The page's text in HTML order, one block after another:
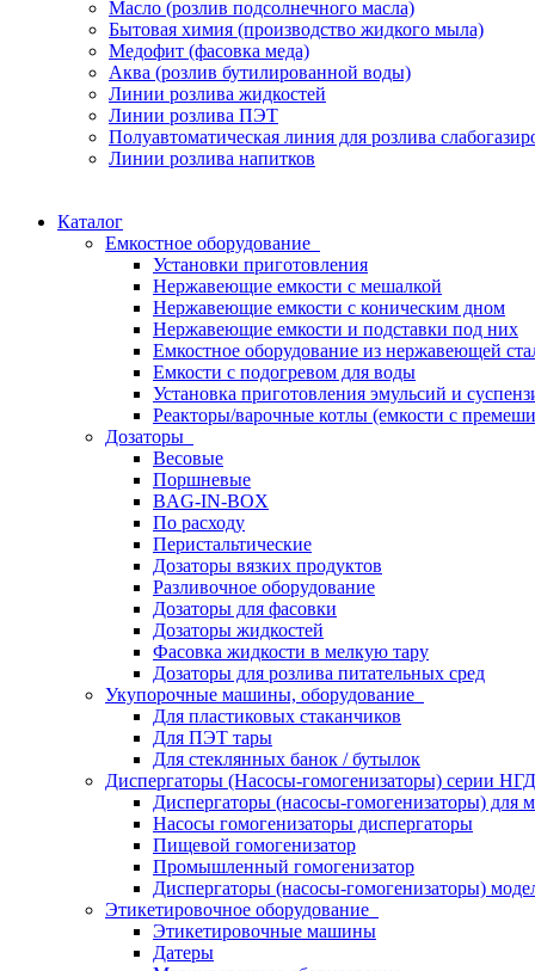
Масло (розлив подсолнечного масла)
Бытовая химия (производство жидкого мыла)
Медофит (фасовка меда)
Аква (розлив бутилированной воды)
Линии розлива жидкостей
Линии розлива ПЭТ
Полуавтоматическая линия для розлива
Линии розлива напитков
Каталог
Емкостное оборудование
Установки приготовления
Нержавеющие емкости с мешалкой
Нержавеющие емкости с коническим дном
Нержавеющие емкости и подставки под них
Емкостное оборудование из нержавеющей
Емкости с подогревом для воды
Установка приготовления эмульсий и
Реакторы/варочные котлы (емкости с
Дозаторы
Весовые
Поршневые
BAG-IN-BOX
По расходу
Перистальтические
Дозаторы вязких продуктов
Разливочное оборудование
Дозаторы для фасовки
Дозаторы жидкостей
Фасовка жидкости в мелкую тару
Дозаторы для розлива питательных сред
Укупорочные машины, оборудование
Для пластиковых стаканчиков
Для ПЭТ тары
Для стеклянных банок / бутылок
Диспергаторы (Насосы-гомогенизаторы) серии НГД
Диспергаторы (насосы-гомогенизаторы) для
Насосы гомогенизаторы диспергаторы
Пищевой гомогенизатор
Промышленный гомогенизатор
Диспергаторы (насосы-гомогенизаторы)
Этикетировочное оборудование
Этикетировочные машины
Датеры